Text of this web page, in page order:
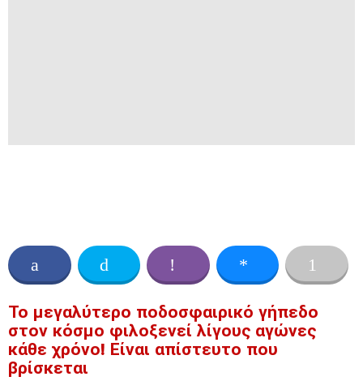
Το μεγαλύτερο ποδοσφαιρικό γήπεδο
στον κόσμο φιλοξενεί λίγους αγώνες
κάθε χρόνο! Είναι απίστευτο που
βρίσκεται